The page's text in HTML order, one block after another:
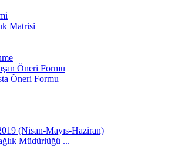
Matrisi
Öneri Formu
Öneri Formu
(Nisan-Mayıs-Haziran)
Müdürlüğü ...